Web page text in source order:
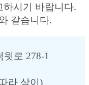
하시기 바랍니다.
같습니다.
로 278-1
라 상이)